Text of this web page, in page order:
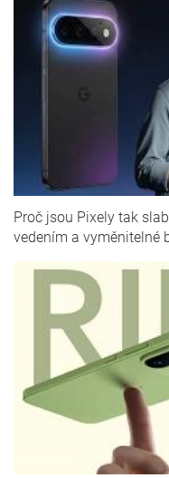
Proč jsou Pixely tak
vedením a vyměnitelné